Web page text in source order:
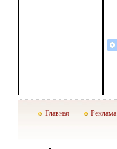
Главная Реклама